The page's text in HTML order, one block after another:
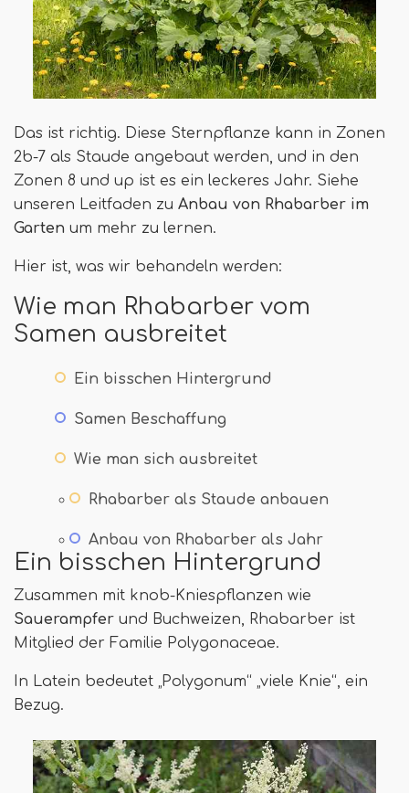
Das ist richtig. Diese Sternpflanze kann in Zonen
2b-7 als Staude angebaut werden, und in den
Zonen 8 und up ist es ein leckeres Jahr. Siehe
unseren Leitfaden zu Anbau von Rhabarber im
Garten um mehr zu lernen.
Hier ist, was wir behandeln werden:
Wie man Rhabarber vom
Samen ausbreitet
Ein bisschen Hintergrund
Samen Beschaffung
Wie man sich ausbreitet
Rhabarber als Staude anbauen
Anbau von Rhabarber als Jahr
Ein bisschen Hintergrund
Zusammen mit knob-Kniespflanzen wie
Sauerampfer und Buchweizen, Rhabarber ist
Mitglied der Familie Polygonaceae.
In Latein bedeutet „Polygonum“ „viele Knie“, ein
Bezug.